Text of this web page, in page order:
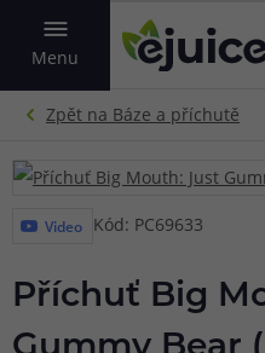
Menu
VYHLEDAT
Video Kód: PC69633
Příchuť Big